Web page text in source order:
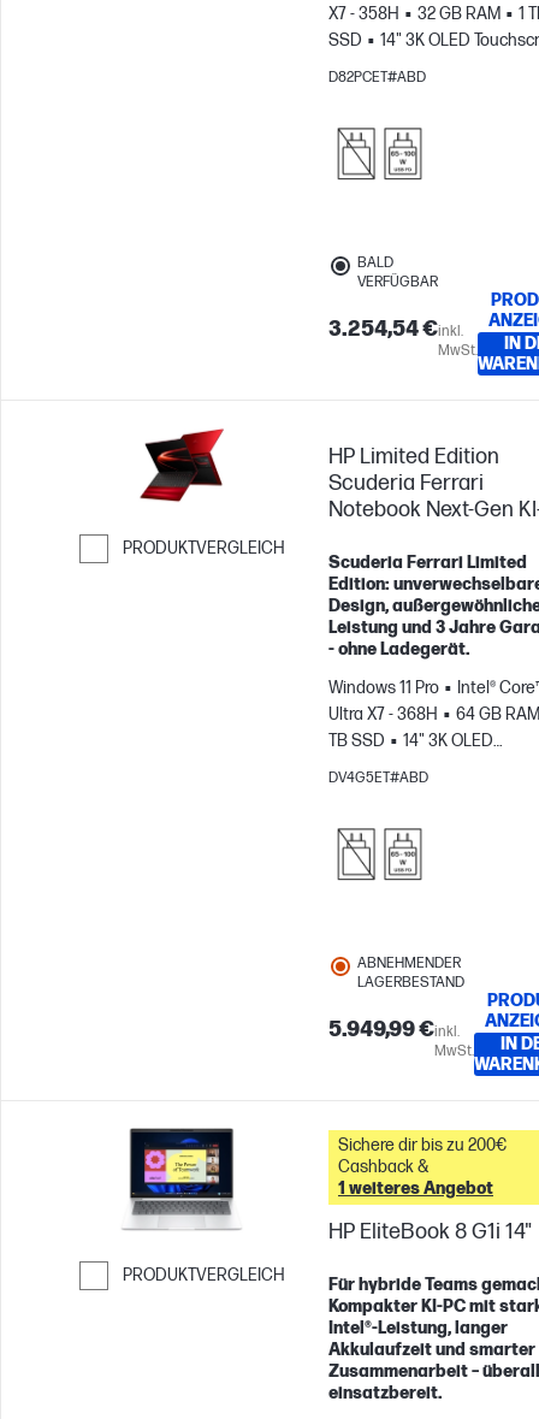
X7 - 358H
32 GB RAM
1
SSD
14" 3K OLED
120Hz
Intel® Arc™ B390-
D82PCET#ABD
BALD
VERFÜGBAR
3.254,54 €inkl.
MwSt.
IN
PRODUKTVERGLEICH
Weiter zum Vergleichen
HP Limited Edition
Scuderia Ferrari
Notebook Next‑Gen
Scuderia Ferrari Limited
Edition:
Design,
Leistung und 3 Jahre
- ohne Ladegerät.
Windows 11 Pro
Intel®
Ultra X7 - 368H
64 GB RAM
TB SSD
14" 3K OLED
Touchscreen, 120Hz
DV4G5ET#ABD
ABNEHMENDER
LAGERBESTAND
5.949,99 €inkl.
MwSt.
IN
PRODUKTVERGLEICH
Weiter zum Vergleichen
Sichere dir bis zu 200€
Cashback &
1 weiteres Angebot
HP EliteBook 8 G1i 14"
Für hybride Teams
Kompakter KI-PC mit
Intel®-Leistung, langer
Akkulaufzeit und smarter
Zusammenarbeit – überall
einsatzbereit.